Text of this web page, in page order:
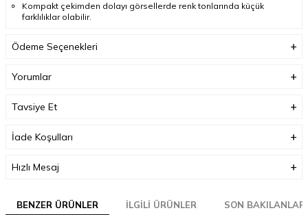
Kompakt çekimden dolayı görsellerde renk tonlarında küçük
farklılıklar olabilir.
gardırobunuzun özel parçalarından biri olmaya aday.
Ödeme Seçenekleri
Yorumlar
Tavsiye Et
İade Koşulları
Hızlı Mesaj
BENZER ÜRÜNLER İLGILI ÜRÜNLER SON BAKILANLAR